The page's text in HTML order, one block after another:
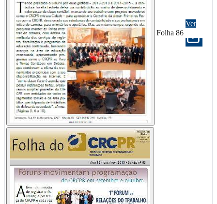
Folha 86
Ver